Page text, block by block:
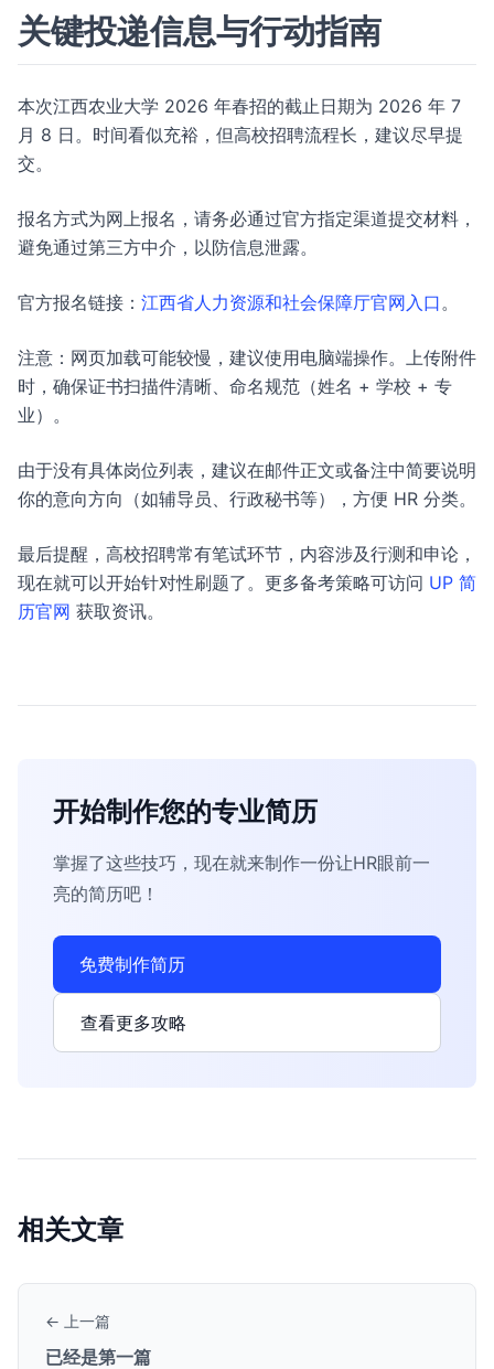
关键投递信息与行动指南
本次江西农业大学 2026 年春招的截止日期为 2026 年 7
月 8 日。时间看似充裕，但高校招聘流程长，建议尽早提
交。
报名方式为网上报名，请务必通过官方指定渠道提交材料，
避免通过第三方中介，以防信息泄露。
官方报名链接： 江西省人力资源和社会保障厅官网入口。
注意：网页加载可能较慢，建议使用电脑端操作。上传附件
时，确保证书扫描件清晰、命名规范（姓名 + 学校 + 专
业）。
由于没有具体岗位列表，建议在邮件正文或备注中简要说明
你的意向方向（如辅导员、行政秘书等），方便 HR 分类。
最后提醒，高校招聘常有笔试环节，内容涉及行测和申论，
现在就可以开始针对性刷题了。更多备考策略可访问 UP 简
历官网 获取资讯。
开始制作您的专业简历
掌握了这些技巧，现在就来制作一份让HR眼前一
亮的简历吧！
免费制作简历
查看更多攻略
相关文章
← 上一篇
已经是第一篇